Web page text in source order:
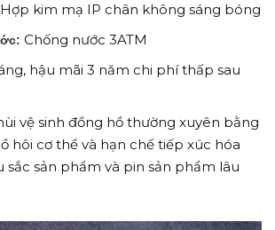
Hợp kim mạ IP chân không sáng bóng
Chống nước 3ATM
hậu mãi 3 năm chi phí thấp sau
vệ sinh đồng hồ thường xuyên bằng
hôi cơ thể và hạn chế tiếp xúc hóa
sắc sản phẩm và pin sản phẩm lâu